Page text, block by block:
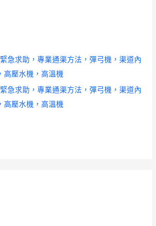
急求助，專業通渠方法，彈弓機，渠道內
高壓水機，高溫機
急求助，專業通渠方法，彈弓機，渠道內
高壓水機，高溫機